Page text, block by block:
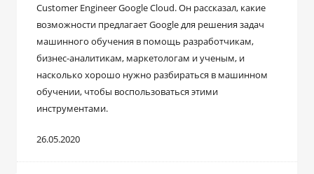
Customer Engineer Google Cloud. Он рассказал, какие
возможности предлагает Google для решения задач
машинного обучения в помощь разработчикам,
бизнес-аналитикам, маркетологам и ученым, и
насколько хорошо нужно разбираться в машинном
обучении, чтобы воспользоваться этими
инструментами.
26.05.2020